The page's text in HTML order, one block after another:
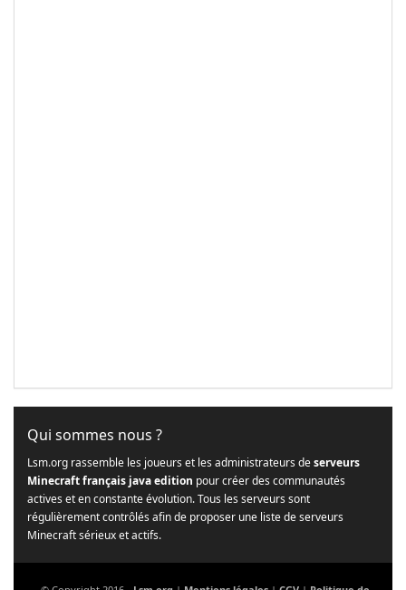
Qui sommes nous ?
Lsm.org rassemble les joueurs et les administrateurs deserveurs
Minecraft français java edition pour créer des communautés
actives et en constante évolution. Tous les serveurs sont
régulièrement contrôlés afin de proposer une liste de serveurs
Minecraft sérieux et actifs.